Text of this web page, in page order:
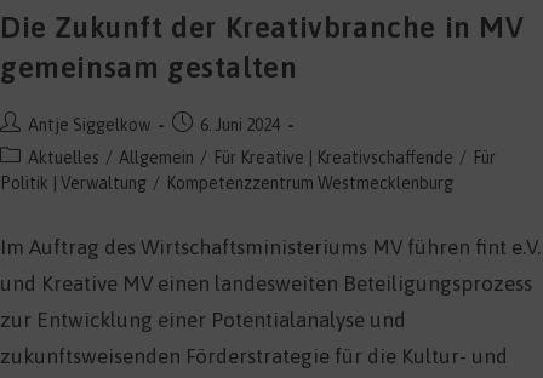
Die Zukunft der Kreativbranche in MV
gemeinsam gestalten
Beitrags-
Autor:
Antje Siggelkow
Beitrag
veröffentlicht:
6. Juni 2024
Beitrags-
Kategorie:
Aktuelles / Allgemein / Für Kreative | Kreativschaffende / Für
Politik | Verwaltung / Kompetenzzentrum Westmecklenburg
Im Auftrag des Wirtschaftsministeriums MV führen fint e.V.
und Kreative MV einen landesweiten Beteiligungsprozess
zur Entwicklung einer Potentialanalyse und
zukunftsweisenden Förderstrategie für die Kultur- und